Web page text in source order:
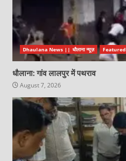
Dhaulana News || धौलाना न्यूज़ Featured
धौलाना: गांव लालपुर में पथराव
August 7, 2026